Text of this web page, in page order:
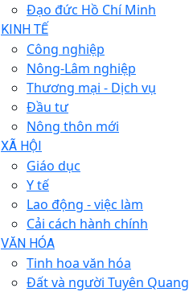
Đạo đức Hồ Chí Minh
KINH TẾ
Công nghiệp
Nông-Lâm nghiệp
Thương mại - Dịch vụ
Đầu tư
Nông thôn mới
XÃ HỘI
Giáo dục
Y tế
Lao động - việc làm
Cải cách hành chính
VĂN HÓA
Tinh hoa văn hóa
Đất và người Tuyên Quang